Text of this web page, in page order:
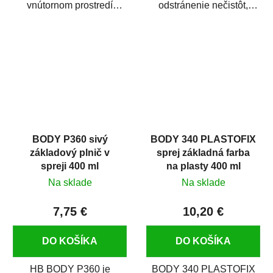
vnútornom prostredí
odstránenie nečistôt,
BODY P360 sivý
základový plnič v
spreji 400 ml
Na sklade
7,75 €
DO KOŠÍKA
HB BODY P360 je
BODY 340 PLASTOFIX
sprej základná farba
na plasty 400 ml
Na sklade
10,20 €
DO KOŠÍKA
BODY 340 PLASTOFIX